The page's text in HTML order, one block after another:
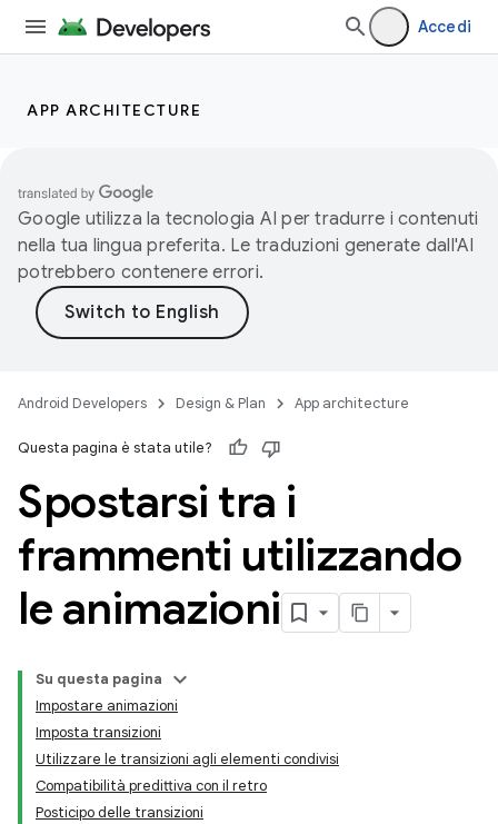
Accedi
APP ARCHITECTURE
Google utilizza la tecnologia AI per tradurre i contenuti
nella tua lingua preferita. Le traduzioni generate dall'AI
potrebbero contenere errori.
Android Developers Design & Plan App architecture
Questa pagina è stata utile?
Spostarsi tra i
frammenti utilizzando
le animazioni
Su questa pagina
Impostare animazioni
Imposta transizioni
Utilizzare le transizioni agli elementi condivisi
Compatibilità predittiva con il retro
Posticipo delle transizioni